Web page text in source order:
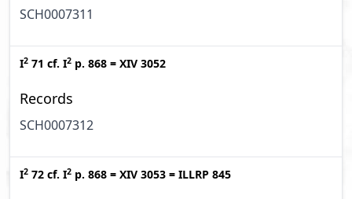
SCH0007311
I2 71 cf. I2 p. 868 = XIV 3052
Records
SCH0007312
I2 72 cf. I2 p. 868 = XIV 3053 = ILLRP 845